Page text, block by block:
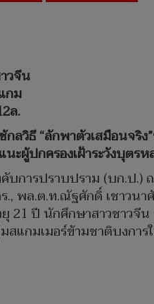
วจีน
กม
ล.
วิธี “ลักพาตัวเสมือนจริง
ะผู้ปกครองเฝ้าระวังบุต
บการปราบปราม (บก.ป
พล.ต.ท.ณัฐศักดิ์ เชาวน
21 ปี นักศึกษาสาวชาวจี
กมเมอร์ข้ามชาติบงการ